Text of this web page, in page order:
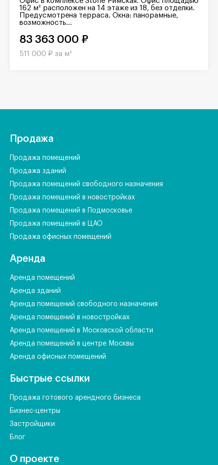
162 м² расположен на 14 этаже из 18, без отделки.
Предусмотрена терраса. Окна: панорамные,
возможность...
83 363 000 ₽
511 000 ₽ за м²
Продажа
Продажа помещений
Продажа зданий
Продажа помещений свободного назначения
Продажа помещений в новостройках
Продажа помещений в Подмосковье
Продажа помещений в ЦАО
Продажа офисных помещений
Аренда
Аренда помещений
Аренда зданий
Аренда помещений свободного назначения
Аренда помещений в новостройках
Аренда помещений в Московской области
Аренда помещений в центре Москвы
Аренда офисных помещений
Быстрые ссылки
Продажа готового арендного бизнеса
Бизнес-центры
Застройщики
Блог
О проекте